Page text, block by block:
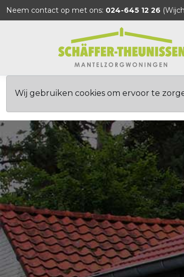
Neem contact op met ons: 024-645 12 26
Wij gebruiken cookies om ervoor te